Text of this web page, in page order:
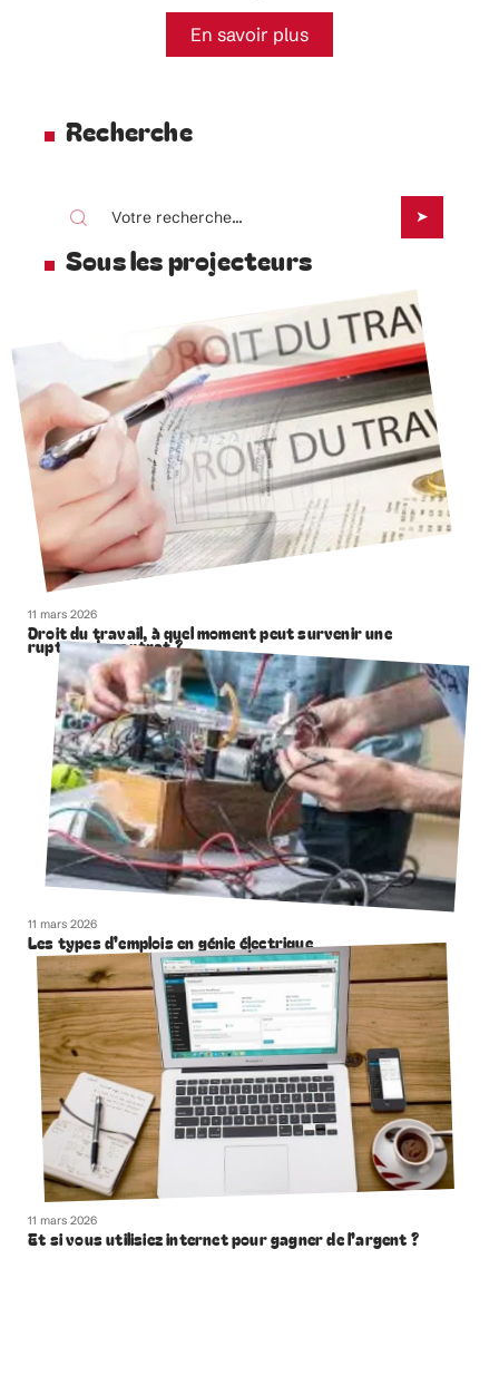
En savoir plus
Recherche
Sous les projecteurs
11 mars 2026
Droit du travail, à quel moment peut survenir une
rupture de contrat ?
11 mars 2026
Les types d’emplois en génie électrique
11 mars 2026
Et si vous utilisiez internet pour gagner de l’argent ?